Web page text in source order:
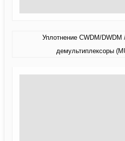
Уплотнение CWDM/
демультиплексоры